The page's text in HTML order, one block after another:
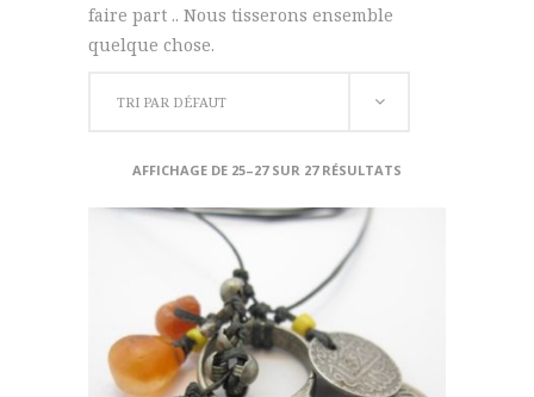
faire part .. Nous tisserons ensemble
quelque chose.
TRI PAR DÉFAUT
AFFICHAGE DE 25–27 SUR 27 RÉSULTATS
AJOUTER AU PANIER